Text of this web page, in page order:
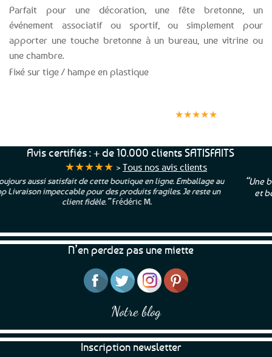
Parfait pour une décoration, une fête bretonne, un
événement associatif ou sportif, ou simplement pour
apporter une touche bretonne à un bureau, une vitrine ou
une chambre.
Fixé sur tige / hampe en plastique
★★★★★
Avis certifiés : + de 10.000 clients SATISFAITS
★★★★★ > Tous nos avis clients
au
reste un
“Une boutique que je recommande pour leur
et beaux produits et une équipe à l’écoute :-)”
N’en perdez pas une miette
Notre blog
Inscription newsletter